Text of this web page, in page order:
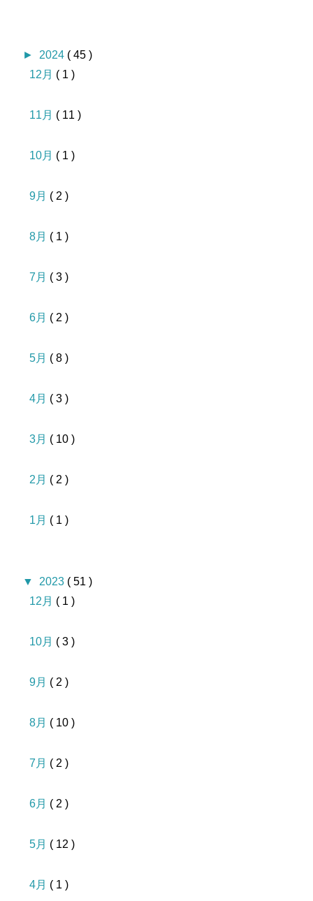
► 2024 ( 45 )
12月 ( 1 )
11月 ( 11 )
10月 ( 1 )
9月 ( 2 )
8月 ( 1 )
7月 ( 3 )
6月 ( 2 )
5月 ( 8 )
4月 ( 3 )
3月 ( 10 )
2月 ( 2 )
1月 ( 1 )
▼ 2023 ( 51 )
12月 ( 1 )
10月 ( 3 )
9月 ( 2 )
8月 ( 10 )
7月 ( 2 )
6月 ( 2 )
5月 ( 12 )
4月 ( 1 )